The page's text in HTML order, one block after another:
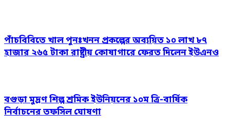
পাঁচবিবিতে খাল পুনঃখনন প্রকল্পের অব্যয়িত ১০ লাখ ৮৭
হাজার ২৬৫ টাকা রাষ্ট্রীয় কোষাগারে ফেরত দিলেন ইউএনও
বগুড়া মুদ্রণ শিল্প শ্রমিক ইউনিয়নের ১০ম ত্রি-বার্ষিক
নির্বাচনের তফসিল ঘোষণা